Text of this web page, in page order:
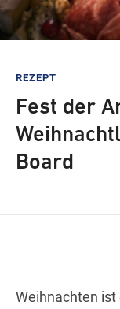
Samstag
SAMSTAG
REZEPT
Fest der
Board
Weihnachten